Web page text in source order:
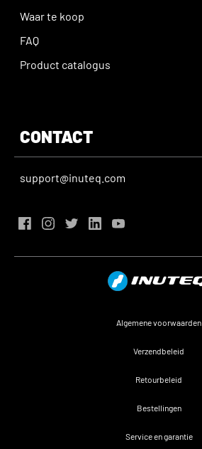
Waar te koop
FAQ
Product catalogus
CONTACT
support@inuteq.com
Algemene voorwaarden
Verzendbeleid
Retourbeleid
Bestellingen
Service en garantie